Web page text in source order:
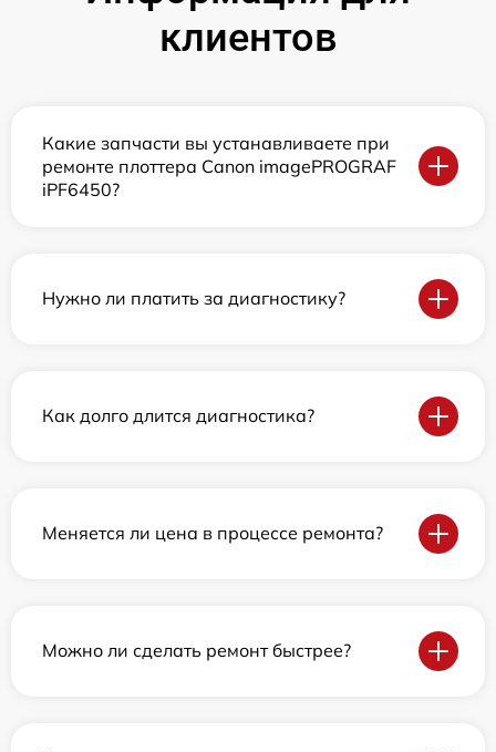
клиентов
Какие запчасти вы устанавливаете при
ремонте плоттера Canon imagePROGRAF
iPF6450?
Нужно ли платить за диагностику?
Как долго длится диагностика?
Меняется ли цена в процессе ремонта?
Можно ли сделать ремонт быстрее?